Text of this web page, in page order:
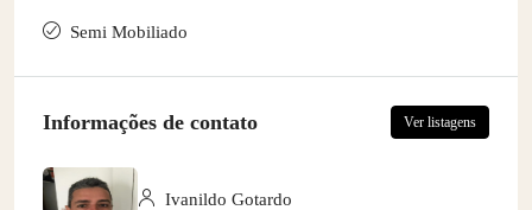
Semi Mobiliado
Informações de contato Ver listagens
Ivanildo Gotardo